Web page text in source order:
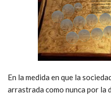
En la medida en que la
arrastrada como nunca por la